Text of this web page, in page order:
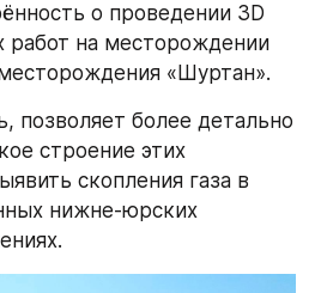
о проведении 3D
работ на месторождении
«Шуртан».
позволяет более детально
строение этих
скопления газа в
нижне-юрских